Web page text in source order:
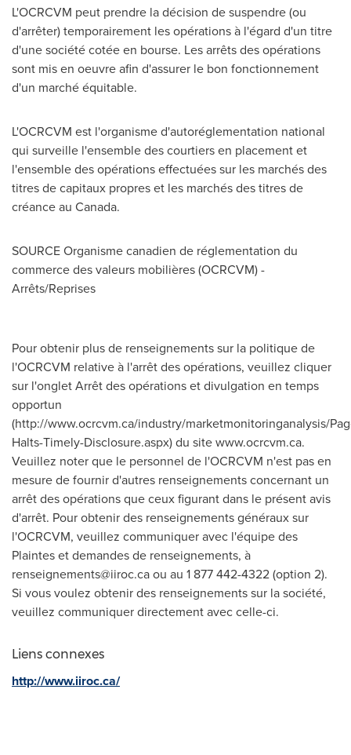
L'OCRCVM peut prendre la décision de suspendre (ou
d'arrêter) temporairement les opérations à l'égard d'un titre
d'une société cotée en bourse. Les arrêts des opérations
sont mis en oeuvre afin d'assurer le bon fonctionnement
d'un marché équitable.
L'OCRCVM est l'organisme d'autoréglementation national
qui surveille l'ensemble des courtiers en placement et
l'ensemble des opérations effectuées sur les marchés des
titres de capitaux propres et les marchés des titres de
créance au Canada.
SOURCE Organisme canadien de réglementation du
commerce des valeurs mobilières (OCRCVM) -
Arrêts/Reprises
Pour obtenir plus de renseignements sur la politique de
l'OCRCVM relative à l'arrêt des opérations, veuillez cliquer
sur l'onglet Arrêt des opérations et divulgation en temps
opportun
(http://www.ocrcvm.ca/industry/marketmonitoringanalysis/
Halts-Timely-Disclosure.aspx) du site www.ocrcvm.ca.
Veuillez noter que le personnel de l'OCRCVM n'est pas en
mesure de fournir d'autres renseignements concernant un
arrêt des opérations que ceux figurant dans le présent avis
d'arrêt. Pour obtenir des renseignements généraux sur
l'OCRCVM, veuillez communiquer avec l'équipe des
Plaintes et demandes de renseignements, à
renseignements@iiroc.caou au 1 877 442-4322 (option 2).
Si vous voulez obtenir des renseignements sur la société,
veuillez communiquer directement avec celle-ci.
Liens connexes
http://www.iiroc.ca/